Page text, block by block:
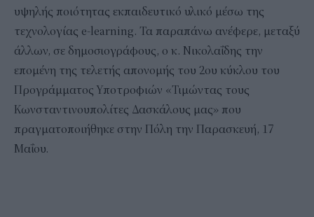
υψηλής ποιότητας εκπαιδευτικό υλικό μέσω της
τεχνολογίας e-learning. Τα παραπάνω ανέφερε, μεταξύ
άλλων, σε δημοσιογράφους, ο κ. Νικολαΐδης την
επομένη της τελετής απονομής του 2ου κύκλου του
Προγράμματος Υποτροφιών «Τιμώντας τους
Κωνσταντινουπολίτες Δασκάλους μας» που
πραγματοποιήθηκε στην Πόλη την Παρασκευή, 17
Μαΐου.